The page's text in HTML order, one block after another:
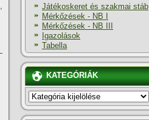
Játékoskeret és szakmai stáb
Mérkőzések - NB I
Mérkőzések - NB III
Igazolások
Tabella
KATEGÓRIÁK
KATEGÓRIÁK